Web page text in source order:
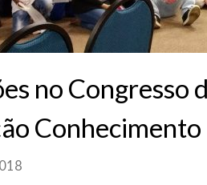
no Congresso
Conhecimento